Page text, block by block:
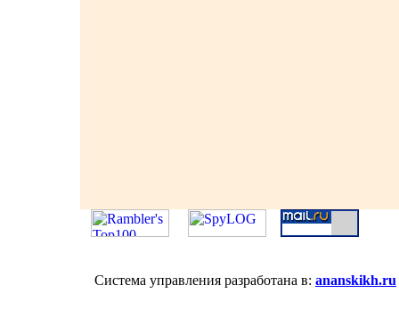
Система управления разработана в: ananskikh.ru